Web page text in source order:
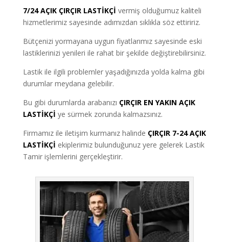
7/24 AÇIK ÇIRÇIR LASTİKÇİ vermiş olduğumuz kaliteli
hizmetlerimiz sayesinde adımızdan sıklıkla söz ettiririz.
Bütçenizi yormayana uygun fiyatlarımız sayesinde eski
lastiklerinizi yenileri ile rahat bir şekilde değiştirebilirsiniz.
Lastik ile ilgili problemler yaşadığınızda yolda kalma gibi
durumlar meydana gelebilir.
Bu gibi durumlarda arabanızı ÇIRÇIR EN YAKIN AÇIK
LASTİKÇİ ye sürmek zorunda kalmazsınız.
Firmamız ile iletişim kurmanız halinde ÇIRÇIR 7-24 AÇIK
LASTİKÇİ ekiplerimiz bulunduğunuz yere gelerek Lastik
Tamir işlemlerini gerçekleştirir.